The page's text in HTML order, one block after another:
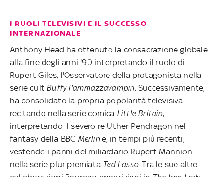
I RUOLI TELEVISIVI E IL SUCCESSO
INTERNAZIONALE
Anthony Head ha ottenuto la consacrazione globale
alla fine degli anni '90 interpretando il ruolo di
Rupert Giles, l'Osservatore della protagonista nella
serie cult Buffy l'ammazzavampiri. Successivamente,
ha consolidato la propria popolarità televisiva
recitando nella serie comica Little Britain,
interpretando il severo re Uther Pendragon nel
fantasy della BBC Merline, in tempi più recenti,
vestendo i panni del miliardario Rupert Mannion
nella serie pluripremiata Ted Lasso. Tra le sue altre